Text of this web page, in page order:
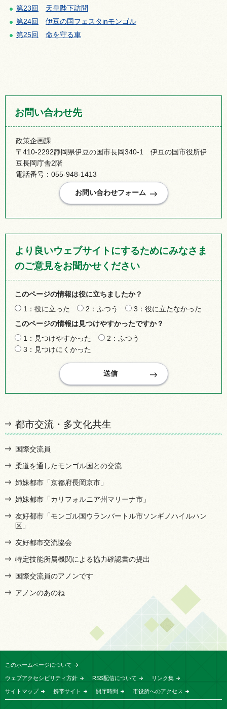
第23回
天皇陛下訪問
第24回
伊豆の国フェスタinモンゴル
第25回
命を守る車
お問い合わせ先
政策企画課
〒410-2292静岡県伊豆の国市長岡340-1 伊豆の国市役所伊
豆長岡庁舎2階
電話番号：055-948-1413
より良いウェブサイトにするためにみなさま
のご意見をお聞かせください
このページの情報は役に立ちましたか？
1：役に立った
2：ふつう
3：役に立たなかった
このページの情報は見つけやすかったですか？
1：見つけやすかった
2：ふつう
3：見つけにくかった
都市交流・多文化共生
国際交流員
柔道を通したモンゴル国との交流
姉妹都市「京都府長岡京市」
姉妹都市「カリフォルニア州マリーナ市」
友好都市「モンゴル国ウランバートル市ソンギノハイルハン
区」
友好都市交流協会
特定技能所属機関による協力確認書の提出
国際交流員のアノンです
アノンのあのね
このホームページについて
ウェブアクセシビリティ方針 RSS配信について リンク集
サイトマップ 携帯サイト 開庁時間 市役所へのアクセス